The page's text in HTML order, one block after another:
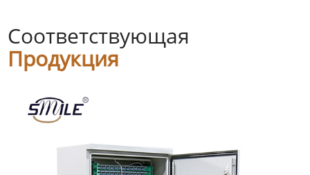
Соответствующая
Продукция